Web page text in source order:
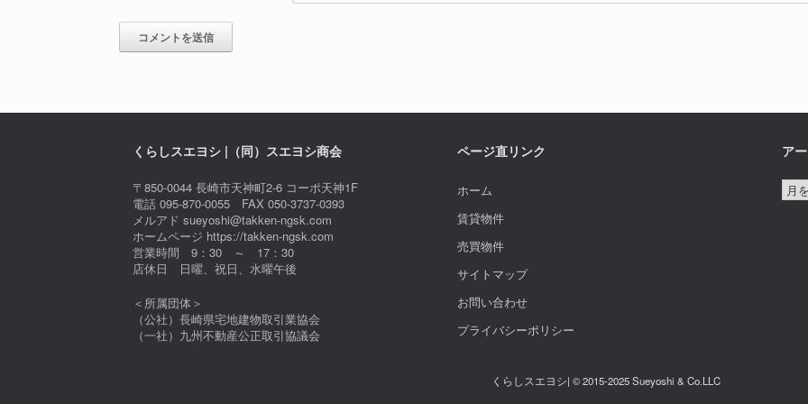
くらしスエヨシ |（同）スエヨシ商会
〒850-0044 長崎市天神町2-6 コーポ天神1F
電話 095-870-0055 FAX 050-3737-0393
メルアド sueyoshi@takken-ngsk.com
ホームページ https://takken-ngsk.com
営業時間 9：30 ～ 17：30
店休日 日曜、祝日、水曜午後
＜所属団体＞
（公社）長崎県宅地建物取引業協会
（一社）九州不動産公正取引協議会
ページ直リンク
ホーム
賃貸物件
売買物件
サイトマップ
お問い合わせ
プライバシーポリシー
ア
ア
くらしスエヨシ| © 2015-2025 Sueyoshi & Co.LLC